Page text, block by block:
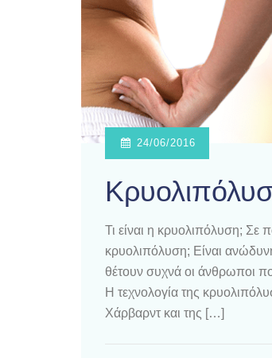
24/06/2016
Τι είναι η κρυολιπόλυση; Σε
κρυολιπόλυση; Είναι
θέτουν συχνά οι άνθρωποι
Η τεχνολογία της
Χάρβαρντ και της […]